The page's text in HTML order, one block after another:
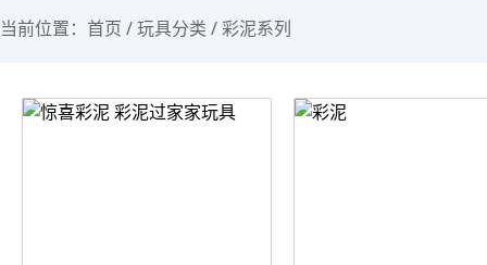
当前位置： 首页 /玩具分类 /彩泥系列